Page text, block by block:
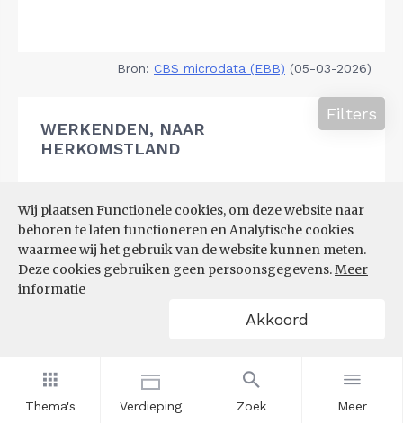
Thema's Verdieping Zoek Meer
Wij plaatsen Functionele cookies, om deze website naar
behoren te laten functioneren en Analytische cookies
waarmee wij het gebruik van de website kunnen meten.
Deze cookies gebruiken geen persoonsgegevens.Meer
informatie
Akkoord
Bron: CBS microdata (EBB) (05-03-2026)
WERKENDEN, NAAR
HERKOMSTLAND
Filters